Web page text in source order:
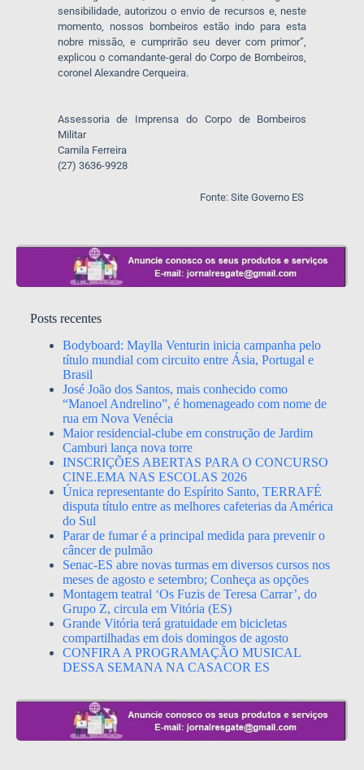
sensibilidade, autorizou o envio de recursos e, neste
momento, nossos bombeiros estão indo para esta
nobre missão, e cumprirão seu dever com primor”,
explicou o comandante-geral do Corpo de Bombeiros,
coronel Alexandre Cerqueira.
Assessoria de Imprensa do Corpo de Bombeiros
Militar
Camila Ferreira
(27) 3636-9928
Fonte: Site Governo ES
Posts recentes
Bodyboard: Maylla Venturin inicia campanha pelo
título mundial com circuito entre Ásia, Portugal e
Brasil
José João dos Santos, mais conhecido como
“Manoel Andrelino”, é homenageado com nome de
rua em Nova Venécia
Maior residencial-clube em construção de Jardim
Camburi lança nova torre
INSCRIÇÕES ABERTAS PARA O CONCURSO
CINE.EMA NAS ESCOLAS 2026
Única representante do Espírito Santo, TERRAFÉ
disputa título entre as melhores cafeterias da América
do Sul
Parar de fumar é a principal medida para prevenir o
câncer de pulmão
Senac-ES abre novas turmas em diversos cursos nos
meses de agosto e setembro; Conheça as opções
Montagem teatral ‘Os Fuzis de Teresa Carrar’, do
Grupo Z, circula em Vitória (ES)
Grande Vitória terá gratuidade em bicicletas
compartilhadas em dois domingos de agosto
CONFIRA A PROGRAMAÇÃO MUSICAL
DESSA SEMANA NA CASACOR ES